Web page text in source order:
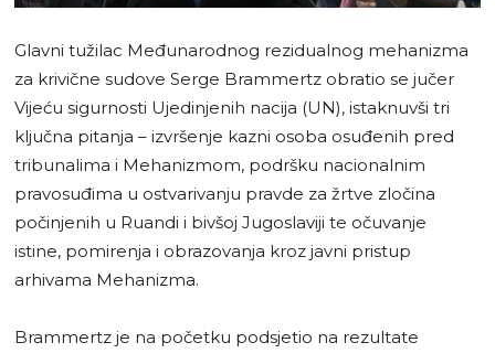
Glavni tužilac Međunarodnog rezidualnog mehanizma
za krivične sudove Serge Brammertz obratio se jučer
Vijeću sigurnosti Ujedinjenih nacija (UN), istaknuvši tri
ključna pitanja – izvršenje kazni osoba osuđenih pred
tribunalima i Mehanizmom, podršku nacionalnim
pravosuđima u ostvarivanju pravde za žrtve zločina
počinjenih u Ruandi i bivšoj Jugoslaviji te očuvanje
istine, pomirenja i obrazovanja kroz javni pristup
arhivama Mehanizma.
Brammertz je na početku podsjetio na rezultate